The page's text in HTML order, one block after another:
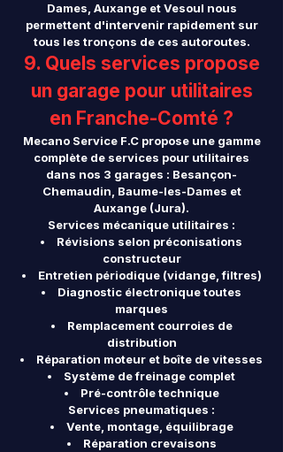
Dames, Auxange et Vesoul nous
permettent d'intervenir rapidement sur
tous les tronçons de ces autoroutes.
9. Quels services propose
un garage pour utilitaires
en Franche-Comté ?
Mecano Service F.C propose une gamme
complète de services pour utilitaires
dans nos 3 garages : Besançon-
Chemaudin, Baume-les-Dames et
Auxange (Jura).
Services mécanique utilitaires :
Révisions selon préconisations
constructeur
Entretien périodique (vidange, filtres)
Diagnostic électronique toutes
marques
Remplacement courroies de
distribution
Réparation moteur et boîte de vitesses
Système de freinage complet
Pré-contrôle technique
Services pneumatiques :
Vente, montage, équilibrage
Réparation crevaisons